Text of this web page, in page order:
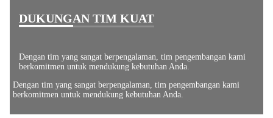
DUKUNGAN TIM KUAT
Dengan tim yang sangat berpengalaman, tim pengembangan kami
berkomitmen untuk mendukung kebutuhan Anda.
Dengan tim yang sangat berpengalaman, tim pengembangan kami
berkomitmen untuk mendukung kebutuhan Anda.